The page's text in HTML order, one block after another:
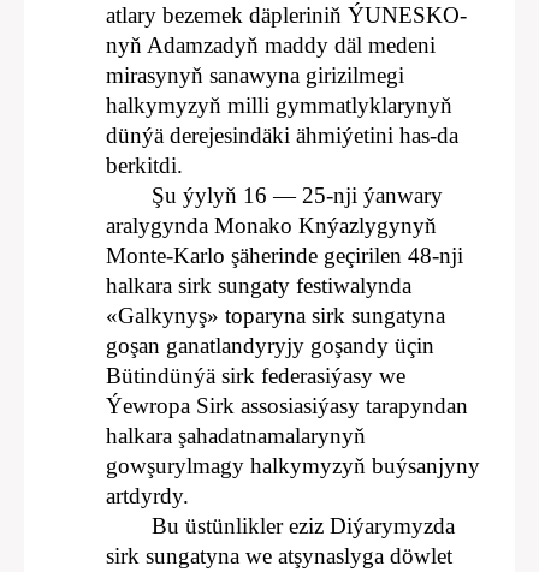
atlary bezemek däpleriniň ÝUNESKO-
nyň Adamzadyň maddy däl medeni
mirasynyň sanawyna girizilmegi
halkymyzyň milli gymmatlyklarynyň
dünýä derejesindäki ähmiýetini has-da
berkitdi.
Şu ýylyň 16 — 25-nji ýanwary
aralygynda Monako Knýazlygynyň
Monte-Karlo şäherinde geçirilen 48-nji
halkara sirk sungaty festiwalynda
«Galkynyş» toparyna sirk sungatyna
goşan ganatlandyryjy goşandy üçin
Bütindünýä sirk federasiýasy we
Ýewropa Sirk assosiasiýasy tarapyndan
halkara şahadatnamalarynyň
gowşurylmagy halkymyzyň buýsanjyny
artdyrdy.
Bu üstünlikler eziz Diýarymyzda
sirk sungatyna we atşynaslyga döwlet